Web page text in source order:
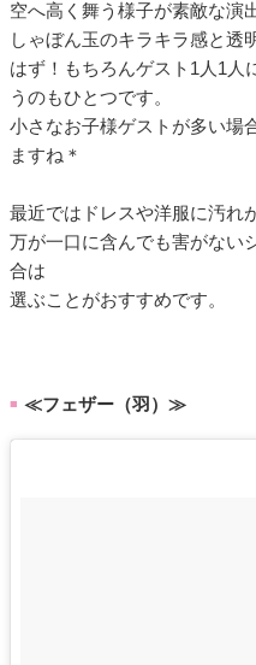
空へ高く舞う様子が素敵な演
しゃぼん玉のキラキラ感と透
はず！もちろんゲスト1人1人
うのもひとつです。
小さなお子様ゲストが多い場
ますね＊
最近ではドレスや洋服に汚れ
万が一口に含んでも害がない
合は
選ぶことがおすすめです。
■ ≪フェザー（羽）≫